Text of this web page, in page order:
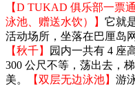
【D TUKAD 俱乐部一票
泳池、赠送水饮）】 它就
活动场所，坐落在巴厘岛
【秋千】
园内一共有 4 座
300 公尺不等，荡出去，
美。
【双层无边泳池】 游